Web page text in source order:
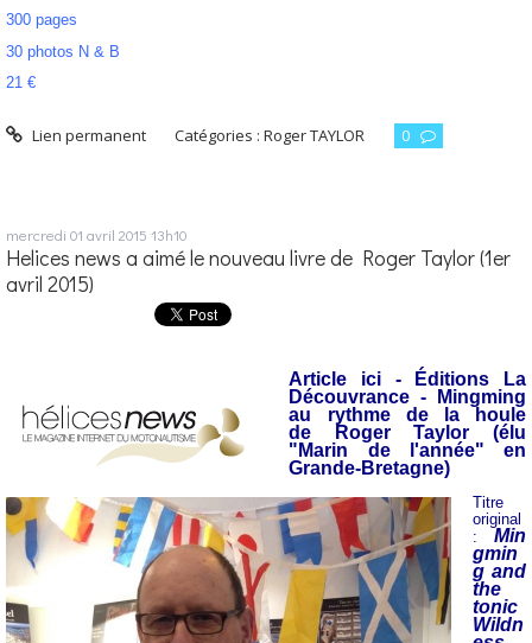
300 pages
30 photos N & B
21 €
Lien permanent Catégories :Roger TAYLOR 0
mercredi 01 avril 2015 13h10
Helices news a aimé le nouveau livre de Roger Taylor (1er
avril 2015)
Article ici - Éditions La
Découvrance - Mingming
au rythme de la houle
de Roger Taylor (élu
"Marin de l'année" en
Grande-Bretagne)
Titre
original
: Min
gmin
g and
the
tonic
Wildn